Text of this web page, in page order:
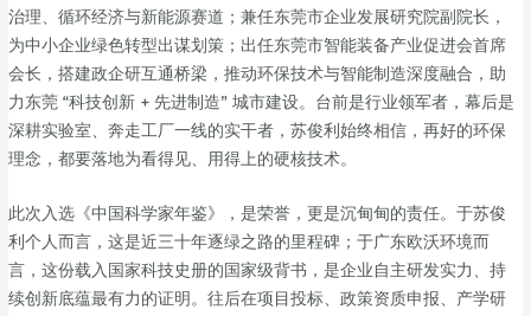
治理、循环经济与新能源赛道；兼任东莞市企业发展研究院副院长，
为中小企业绿色转型出谋划策；出任东莞市智能装备产业促进会首席
会长，搭建政企研互通桥梁，推动环保技术与智能制造深度融合，助
力东莞 “科技创新 + 先进制造” 城市建设。台前是行业领军者，幕后是
深耕实验室、奔走工厂一线的实干者，苏俊利始终相信，再好的环保
理念，都要落地为看得见、用得上的硬核技术。
此次入选《中国科学家年鉴》，是荣誉，更是沉甸甸的责任。于苏俊
利个人而言，这是近三十年逐绿之路的里程碑；于广东欧沃环境而
言，这份载入国家科技史册的国家级背书，是企业自主研发实力、持
续创新底蕴最有力的证明。往后在项目投标、政策资质申报、产学研